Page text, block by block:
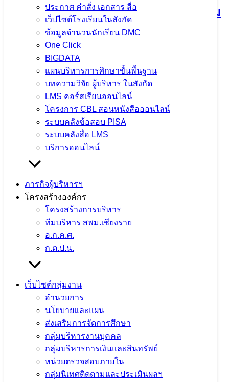
ประกาศ คำสั่ง เอกสาร สื่อ
เว็ปไซต์โรงเรียนในสังกัด
ข้อมูลจำนวนนักเรียน DMC
One Click
BIGDATA
แผนบริหารการศึกษาขั้นพื้นฐาน
บทความวิจัย ผู้บริหาร ในสังกัด
LMS คอร์สเรียนออนไลน์
โครงการ CBL สอนหนังสือออนไลน์
ระบบคลังข้อสอบ PISA
ระบบคลังสื่อ LMS
บริการออนไลน์
ภารกิจผู้บริหารฯ
โครงสร้างองค์กร
โครงสร้างการบริหาร
ทีมบริหาร สพม.เชียงราย
อ.ก.ค.ศ.
ก.ต.ป.น.
เว็บไซต์กลุ่มงาน
อำนวยการ
นโยบายและแผน
ส่งเสริมการจัดการศึกษา
กลุ่มบริหารงานบุคคล
กลุ่มบริหารการเงินและสินทรัพย์
หน่วยตรวจสอบภายใน
กลุ่มนิเทศติดตามและประเมินผลฯ
ปีงบประมาณ พ.ศ. 2569 มุ่งยกระดับความ
โปร่งใสในการดำเนินงาน
5 สิงหาคม 20265 สิงหาคม 2026
สพม.เชียงราย
จำนวนผู้ชม: 9
สพม.เชียงราย ร่วมเป็นวิทยากรแนะแนว
การศึกษา ในกิจกรรม CRRU Road
Show 2026 เปิดโลกการเรียนรู้ สู่อนาคต
5 สิงหาคม 2026 5 สิงหาคม 2026
จำนวนผู้ชม: 11